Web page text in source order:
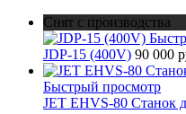
Снят с производства
JDP-15 (400V) 90 000
Быстрый просмотр
JET EHVS-80 Станок